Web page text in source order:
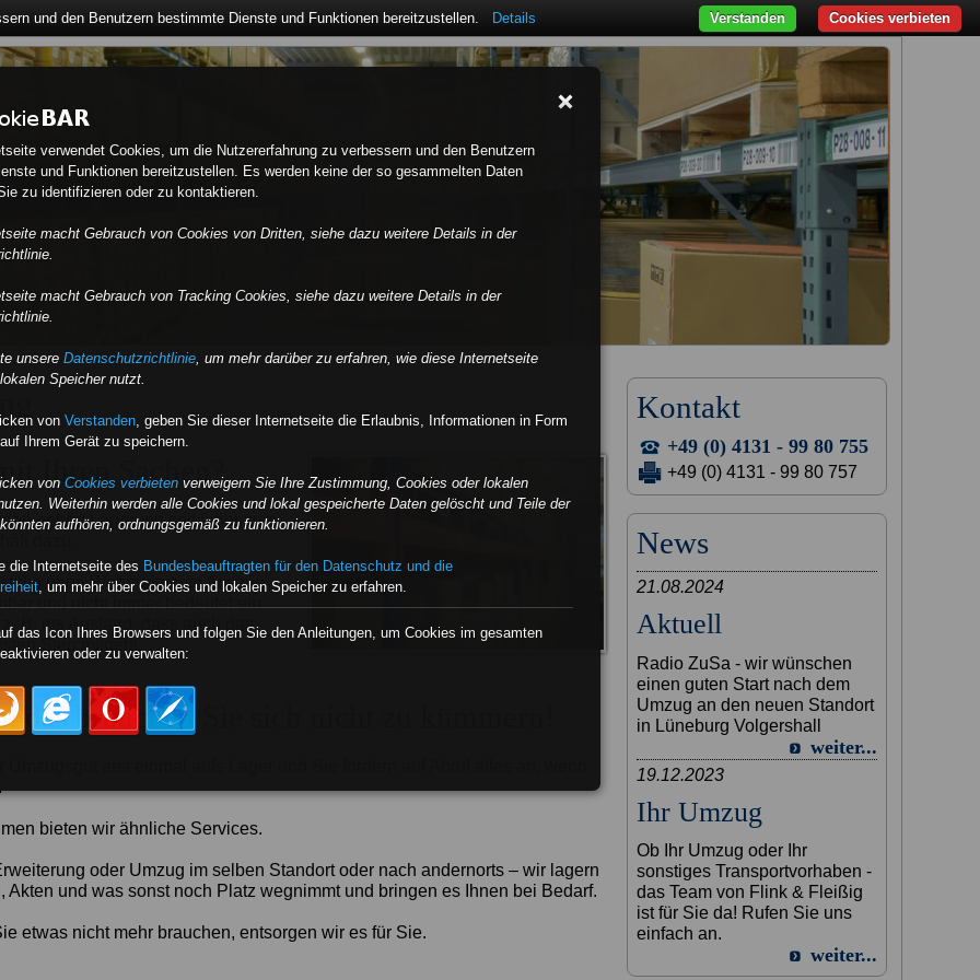
Ihren Sachen?
gehört Lagerung seit jeher zum
die neue Wohnung zum Auszug
und nicht immer bedeutet ein
z. B. ins Ausland, dass auch das
Step mitgeht.
das brauchen Sie sich nicht zu kümmern!
bieten wir ähnliche Services.
oder Umzug im selben Standort oder nach andernorts – wir lagern
Akten und was sonst noch Platz wegnimmt und bringen es Ihnen bei Bedarf.
etwas nicht mehr brauchen, entsorgen wir es für Sie.
Kontakt
+49 (0) 4131 - 99 80 755
+49 (0) 4131 - 99 80 757
News
21.08.2024
Aktuell
Radio ZuSa - wir wünschen
einen guten Start nach dem
Umzug an den neuen Standort
in Lüneburg Volgershall
weiter...
19.12.2023
Ihr Umzug
Ob Ihr Umzug oder Ihr
sonstiges Transportvorhaben -
das Team von Flink & Fleißig
ist für Sie da! Rufen Sie uns
einfach an.
weiter...
verwendet Cookies, um die Nutzererfahrung zu verbessern und den Benutzern
und Funktionen bereitzustellen. Es werden keine der so gesammelten Daten
zu identifizieren oder zu kontaktieren.
macht Gebrauch von Cookies von Dritten, siehe dazu weitere Details in der
macht Gebrauch von Tracking Cookies, siehe dazu weitere Details in der
unsere Datenschutzrichtlinie, um mehr darüber zu erfahren, wie diese Internetseite
Speicher nutzt.
von Verstanden, geben Sie dieser Internetseite die Erlaubnis, Informationen in Form
Ihrem Gerät zu speichern.
von Cookies verbieten verweigern Sie Ihre Zustimmung, Cookies oder lokalen
Weiterhin werden alle Cookies und lokal gespeicherte Daten gelöscht und Teile der
aufhören, ordnungsgemäß zu funktionieren.
die Internetseite des Bundesbeauftragten für den Datenschutz und die
, um mehr über Cookies und lokalen Speicher zu erfahren.
das Icon Ihres Browsers und folgen Sie den Anleitungen, um Cookies im gesamten
oder zu verwalten:
und den Benutzern bestimmte Dienste und Funktionen bereitzustellen. Details Cookies verbieten
Verstanden